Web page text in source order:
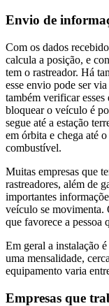
Envio de
Com os dados
calcula a posição, e
tem o rastreador. Há
esse envio pode ser
também verificar
bloquear o veículo é
segue até a estação
em órbita e chega até
combustível.
Muitas empresas que
rastreadores, além de
importantes
veículo se movimenta.
que favorece a pessoa
Em geral a instalação
uma mensalidade,
equipamento varia
Empresas que